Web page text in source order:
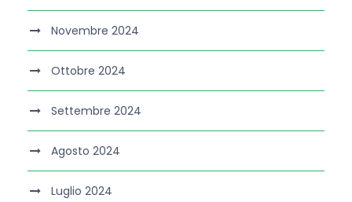
Novembre 2024
Ottobre 2024
Settembre 2024
Agosto 2024
Luglio 2024